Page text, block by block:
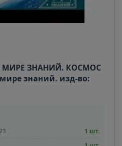
ЗНАНИЙ. КОСМОС
знаний. изд-во:
1 шт.